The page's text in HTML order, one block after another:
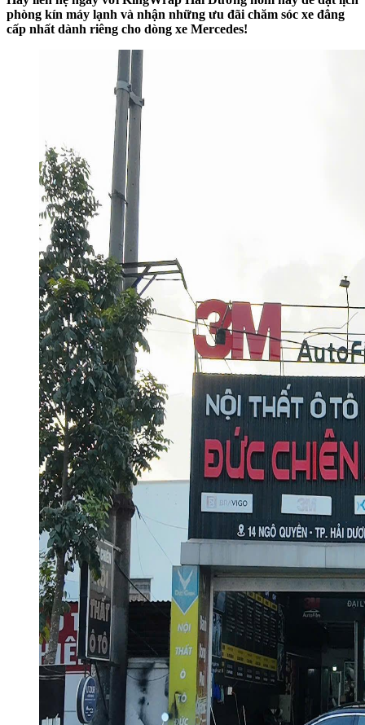
phòng kín máy lạnh và nhận những ưu đãi chăm sóc xe đẳng
cấp nhất dành riêng cho dòng xe Mercedes!